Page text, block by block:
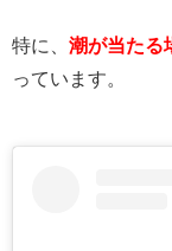
特に、 潮が当たる
っています。